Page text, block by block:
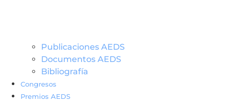
Publicaciones AEDS
Documentos AEDS
Bibliografía
Congresos
Premios AEDS